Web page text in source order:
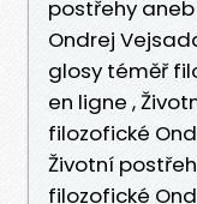
postřehy
Ondrej
glosy téměř
en ligne ,
filozofické
Životní
filozofické